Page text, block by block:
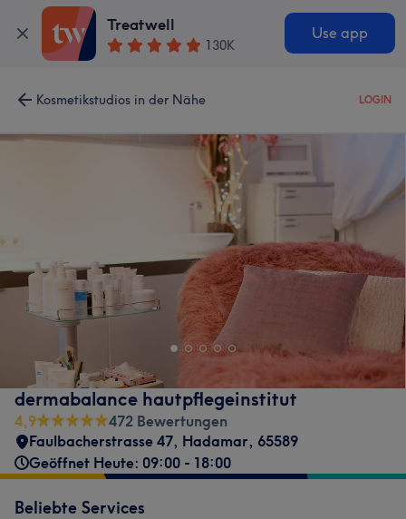
Treatwell
130K
Use app
Kosmetikstudios in der Nähe LOGIN
dermabalance hautpflegeinstitut
4,9
472 Bewertungen
Faulbacherstrasse 47, Hadamar, 65589
Geöffnet Heute: 09:00 - 18:00
Beliebte Services